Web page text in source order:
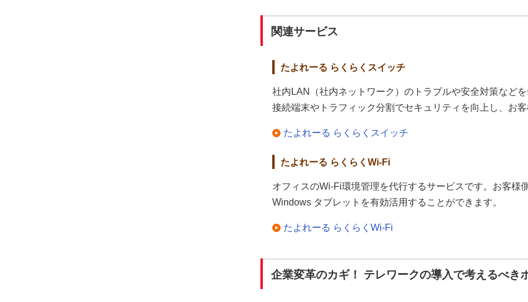
関連サービス
たよれーる らくらくスイッチ
社内LAN（社内ネットワーク）のトラブルや安全対策など
接続端末やトラフィック分割でセキュリティを向上し、お
たよれーる らくらくスイッチ
たよれーる らくらくWi-Fi
オフィスのWi-Fi環境管理を代行するサービスです。お客様
Windows タブレットを有効活用することができます。
たよれーる らくらくWi-Fi
企業変革のカギ！ テレワークの導入で考えるべき